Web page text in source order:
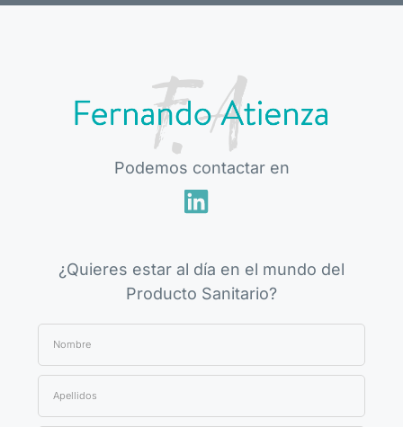
Podemos contactar en
¿Quieres estar al día en el mundo del
Producto Sanitario?